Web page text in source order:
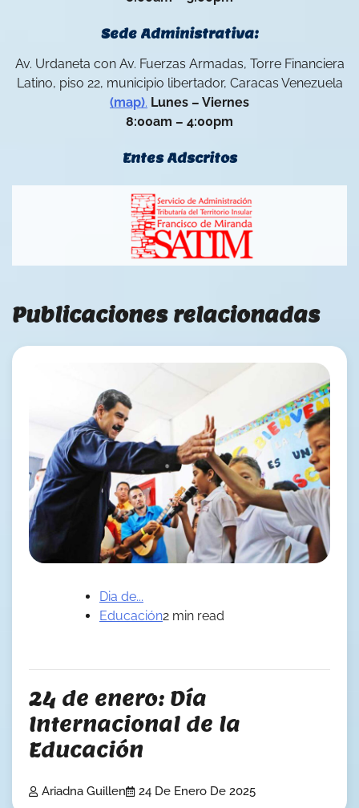
Sede Administrativa:
Av. Urdaneta con Av. Fuerzas Armadas, Torre Financiera
Latino, piso 22, municipio libertador, Caracas Venezuela
(map). Lunes – Viernes
8:00am – 4:00pm
Entes Adscritos
Publicaciones relacionadas
Dia de...
Educación2 min read
24 de enero: Día
Internacional de la
Educación
Ariadna Guillen 24 De Enero De 2025